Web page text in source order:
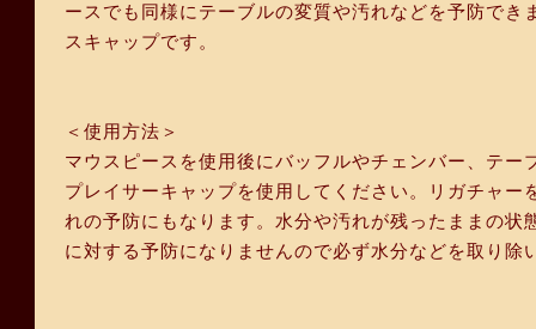
ースでも同様にテーブルの変質や汚れなどを予防で
スキャップです。
＜使用方法＞
マウスピースを使用後にバッフルやチェンバー、テ
プレイサーキャップを使用してください。リガチャ
れの予防にもなります。水分や汚れが残ったままの
に対する予防になりませんので必ず水分などを取り除